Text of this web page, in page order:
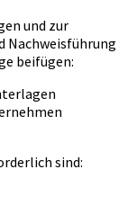
und zur
Nachweisführung
beifügen:
sind: